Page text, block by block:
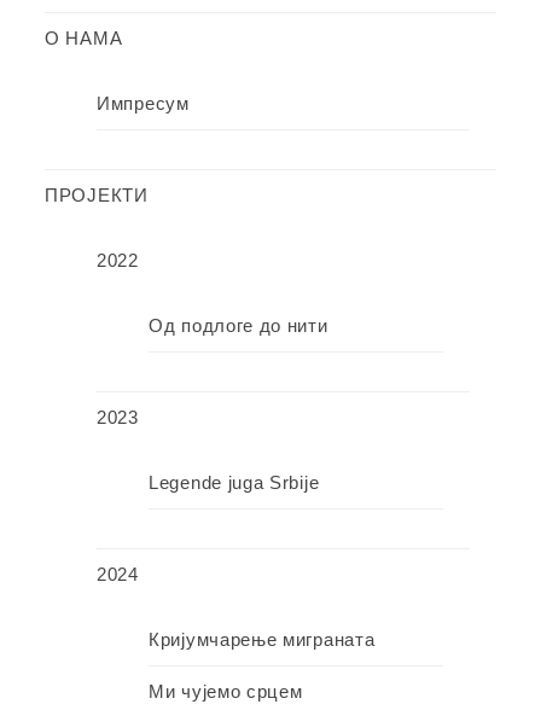
О НАМА
Импресум
ПРОЈЕКТИ
2022
Од подлоге до нити
2023
Legende juga Srbije
2024
Кријумчарење миграната
Ми чујемо срцем